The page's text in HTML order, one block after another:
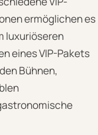
ermöglichen es
luxuriöseren
eines VIP-Pakets
Bühnen,